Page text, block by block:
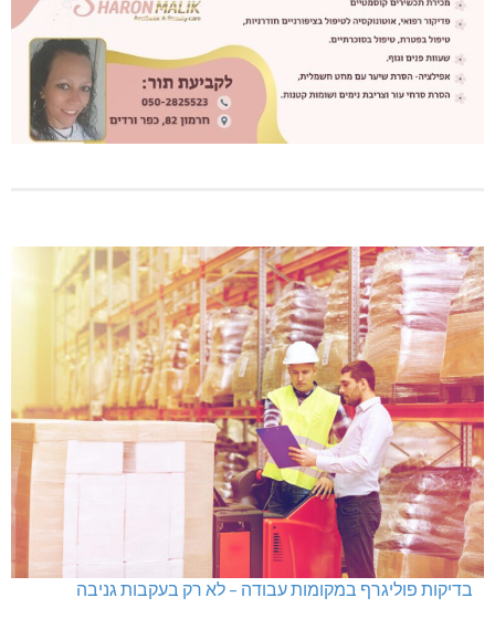
בדיקות פוליגרף במקומות עבודה – לא רק בעקבות גניבה